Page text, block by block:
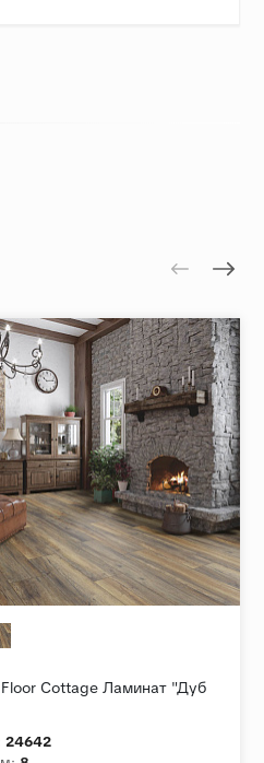
Cottage Ламинат "Дуб
24642